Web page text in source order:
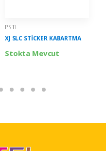
PSTL
XJ SLC STİCKER KABARTMA
Stokta Mevcut